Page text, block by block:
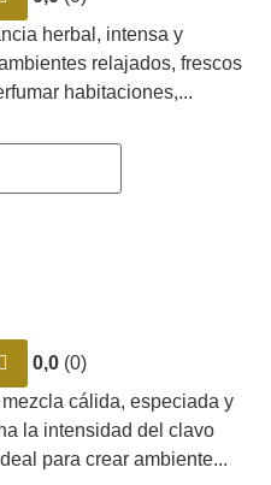
herbal, intensa y
relajados, frescos
habitaciones,...
0,0 (0)
cálida, especiada y
la intensidad del clavo
para crear ambiente...